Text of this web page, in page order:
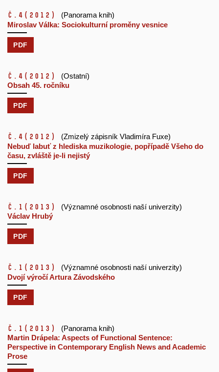
č.4 (2012)
(Panorama knih)
Miroslav Válka: Sociokulturní proměny vesnice
PDF
č.4 (2012)
(Ostatní)
Obsah 45. ročníku
PDF
č.4 (2012)
(Zmizelý zápisník Vladimíra Fuxe)
Nebuď labuť z hlediska muzikologie, popřípadě Všeho do
času, zvláště je-li nejistý
PDF
č.1 (2013)
(Významné osobnosti naší univerzity)
Václav Hrubý
PDF
č.1 (2013)
(Významné osobnosti naší univerzity)
Dvojí výročí Artura Závodského
PDF
č.1 (2013)
(Panorama knih)
Martin Drápela: Aspects of Functional Sentence:
Perspective in Contemporary English News and Academic
Prose